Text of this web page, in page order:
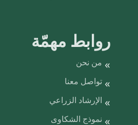
روابط مهمّة
من نحن
تواصل معنا
الإرشاد الزراعي
نموذج الشكاوى